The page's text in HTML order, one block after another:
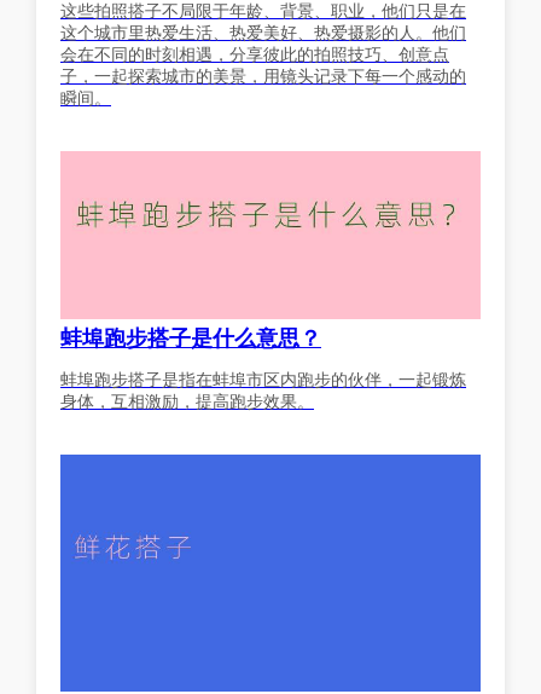
这些拍照搭子不局限于年龄、背景、职业，他们只是在
这个城市里热爱生活、热爱美好、热爱摄影的人。他们
会在不同的时刻相遇，分享彼此的拍照技巧、创意点
子，一起探索城市的美景，用镜头记录下每一个感动的
瞬间。
蚌埠跑步搭子是什么意思？
蚌埠跑步搭子是指在蚌埠市区内跑步的伙伴，一起锻炼
身体，互相激励，提高跑步效果。